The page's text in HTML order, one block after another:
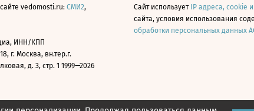
vedomosti.ru: СМИ2,
ИНН/КПП
г. Москва, вн.тер.г.
д. 3, стр. 1 1999—2026
Сайт использует IP адреса, cookie
сайта, условия использования
обработки персональных данных